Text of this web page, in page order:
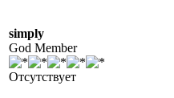
simply
God Member
Отсутствует